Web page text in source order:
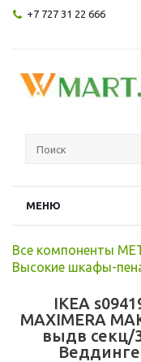
+7 727 31 22 666
МЕНЮ
Все компоненты
Высокие шкафы-
IKEA
MAXIMERA
выдв